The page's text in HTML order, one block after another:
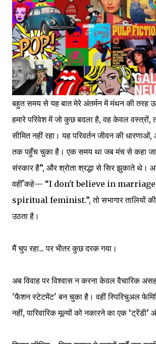
बहुत समय से यह बात मेरे अंतर्मन में मंथन की तरह
हमारे परिवेश में जो कुछ बदला है, वह केवल वस्त्रों,
सीमित नहीं रहा। यह परिवर्तन जीवन की
तक पहुँच चुका है। एक समय था जब मंच से कहा
संस्कार है”, और श्रोता श्रद्धा से सिर झुकाते थे।
वहीँ कहे— “I don't believe in
spiritual feminist.”, तो सभागार तालियों
उठता है।
मैं चुप रहा... पर भीतर कुछ दरक गया।
अब विवाह पर विश्वास न करना केवल वैचारिक
'फैशन स्टेटमेंट' बन चुका है। वहीं स्पिरिचुअल
नहीं, पारिवारिक मूल्यों को नकारने का एक ‘ट्रेंडी’